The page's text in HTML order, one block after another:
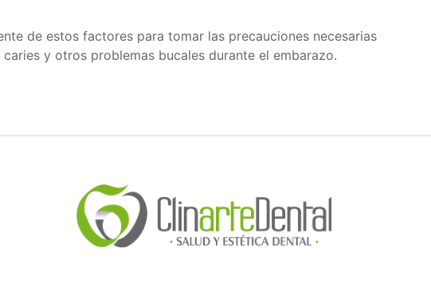
de estos factores para tomar las precauciones necesarias
y otros problemas bucales durante el embarazo.